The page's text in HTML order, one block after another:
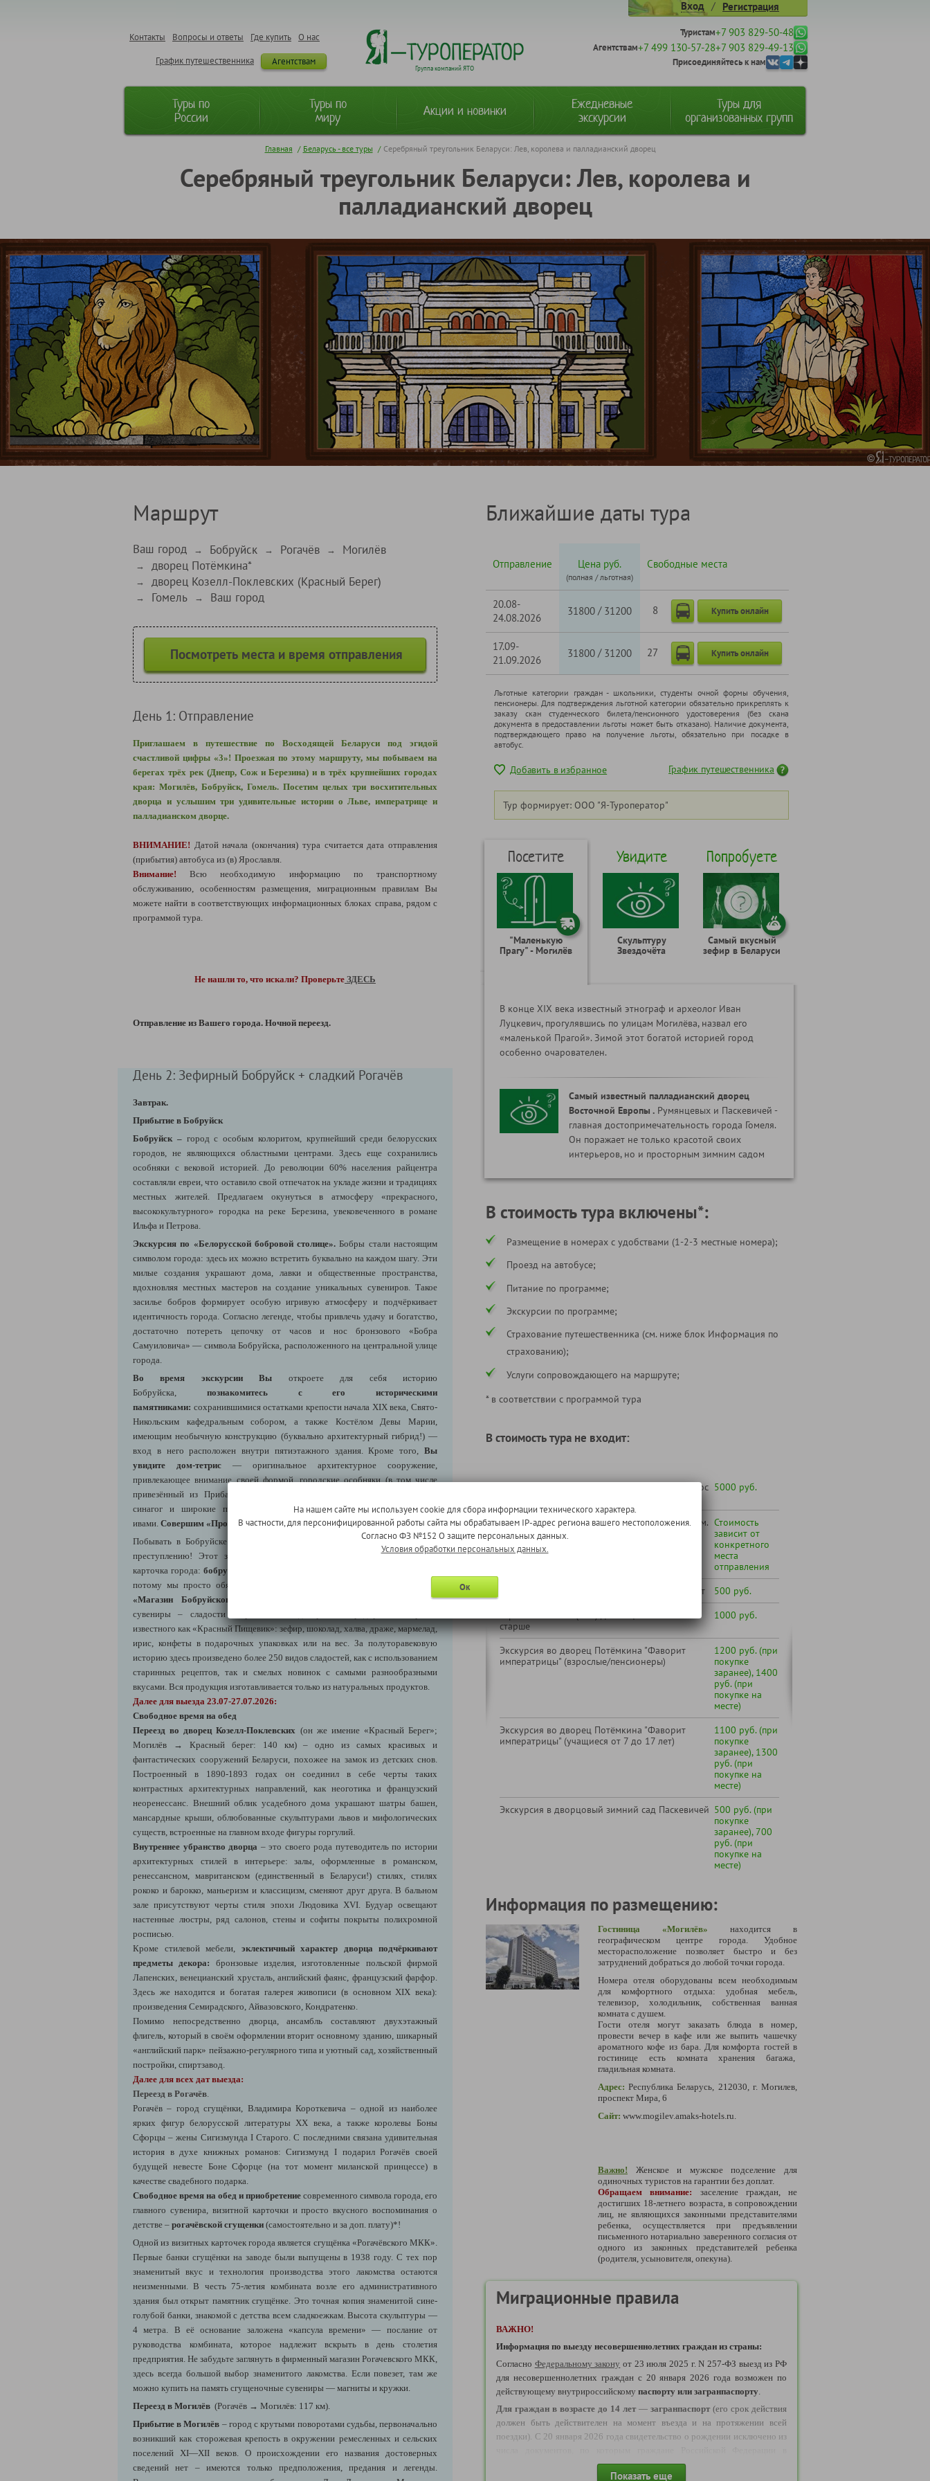
Вход / Регистрация
О нас
Где купить
Вопросы и ответы
Контакты
Агентствам
График путешественника
Группа компаний ЯТО
Туристам+7 903 829-50-48
Агентствам+7 499 130-57-28+7 903 829-49-13
Присоединяйтесь к нам
Туры по
России
Туры по
миру
Акции и новинки
Ежедневные
экскурсии
Туры для
организованных групп
Главная / Беларусь - все туры / Серебряный треугольник Беларуси: Лев, королева и палладианский дворец
Серебряный треугольник Беларуси: Лев, королева и
палладианский дворец
Маршрут
Ваш город → Бобруйск → Рогачёв → Могилёв
→ дворец Потёмкина*
→ дворец Козелл-Поклевских (Красный Берег)
→ Гомель → Ваш город
Посмотреть места и время отправления
День 1: Отправление
Приглашаем в путешествие по Восходящей Беларуси под эгидой
счастливой цифры «3»! Проезжая по этому маршруту, мы побываем на
берегах трёх рек (Днепр, Сож и Березина) и в трёх крупнейших городах
края: Могилёв, Бобруйск, Гомель. Посетим целых три восхитительных
дворца и услышим три удивительные истории о Льве, императрице и
палладианском дворце.
ВНИМАНИЕ! Датой начала (окончания) тура считается дата отправления
(прибытия) автобуса из (в) Ярославля.
Внимание!
Всю необходимую информацию по транспортному
обслуживанию, особенностям размещения, миграционным правилам Вы
можете найти в соответствующих информационных блоках справа, рядом с
программой тура.
Не нашли то, что искали? Проверьте ЗДЕСЬ
Отправление из Вашего города. Ночной переезд.
День 2: Зефирный Бобруйск + сладкий Рогачёв
Завтрак.
Прибытие в Бобруйск
Бобруйск – город с особым колоритом, крупнейший среди белорусских
городов, не являющихся областными центрами. Здесь еще сохранились
особняки с вековой историей. До революции 60% населения райцентра
составляли евреи, что оставило свой отпечаток на укладе жизни и традициях
местных жителей. Предлагаем окунуться в атмосферу «прекрасного,
высококультурного» городка на реке Березина, увековеченного в романе
Ильфа и Петрова.
Экскурсия по «Белорусской бобровой столице». Бобры стали настоящим
символом города: здесь их можно встретить буквально на каждом шагу. Эти
милые создания украшают дома, лавки и общественные пространства,
вдохновляя местных мастеров на создание уникальных сувениров. Такое
засилье бобров формирует особую игривую атмосферу и подчёркивает
идентичность города. Согласно легенде, чтобы привлечь удачу и богатство,
достаточно потереть цепочку от часов и нос бронзового «Бобра
Самуиловича» — символа Бобруйска, расположенного на центральной улице
города.
Во время экскурсии Вы откроете для себя историю
Бобруйска, познакомитесь с его историческими
памятниками: сохранившимися остатками крепости начала XIX века, Свято-
Никольским кафедральным собором, а также Костёлом Девы Марии,
имеющим необычную конструкцию (буквально архитектурный гибрид!) —
вход в него расположен внутри пятиэтажного здания. Кроме того, Вы
увидите дом-тетрис — оригинальное архитектурное сооружение,
привлекающее внимание своей формой, городские особняки (в том числе
привезённый из Прибалтики дом купчихи Кацнельсон), здания бывших
синагог и широкие проспекты, окаймлённые каштанами и плакучими
ивами. Совершим «Променад по Социалке»!
Побывать в Бобруйске и не попробовать местный зефир – почти равно
преступлению! Этот знакомый с детства десерт – ещё одна визитная
карточка города: бобруйский зефир
потому мы просто обязаны (для своего же блага)
«Магазин Бобруйского зефира»
, где можно приобрести съедобные
сувениры – сладости старейшего кондитерского предприятия страны,
известного как «Красный Пищевик»: зефир, шоколад, халва, драже, мармелад,
ирис, конфеты в подарочных упаковках или на вес. За полуторавековую
историю здесь произведено более 250 видов сладостей, как с использованием
старинных рецептов, так и смелых новинок с самыми разнообразными
вкусами. Вся продукция изготавливается только из натуральных продуктов.
Далее для выезда 23.07-27.07.2026:
Свободное время на обед
Переезд во дворец Козелл-Поклевских (он же имение «Красный Берег»;
Могилёв → Красный берег: 140 км) – одно из самых красивых и
фантастических сооружений Беларуси, похожее на замок из детских снов.
Построенный в 1890-1893 годах он соединил в себе черты таких
контрастных архитектурных направлений, как неоготика и французский
неоренессанс. Внешний облик усадебного дома украшают шатры башен,
мансардные крыши, облюбованные скульптурами львов и мифологических
существ, встроенные на главном входе фигуры горгулий.
Внутреннее убранство дворца – это своего рода путеводитель по истории
архитектурных стилей в интерьере: залы, оформленные в романском,
ренессансном, мавританском (единственный в Беларуси!) стилях, стилях
рококо и барокко, маньеризм и классицизм, сменяют друг друга. В бальном
зале присутствуют черты стиля эпохи Людовика XVI. Будуар освещают
настенные люстры, ряд салонов, стены и софиты покрыты полихромной
росписью.
Кроме стилевой мебели, эклектичный характер дворца подчёркивают
предметы декора: бронзовые изделия, изготовленные польской фирмой
Лапенских, венецианский хрусталь, английский фаянс, французский фарфор.
Здесь же находится и богатая галерея живописи (в основном XIX века):
произведения Семирадского, Айвазовского, Кондратенко.
Помимо непосредственно дворца, ансамбль составляют двухэтажный
флигель, который в своём оформлении вторит основному зданию, шикарный
«английский парк» пейзажно-регулярного типа и уютный сад, хозяйственный
постройки, спиртзавод.
Далее для всех дат выезда:
Переезд в Рогачёв
Рогачёв – город сгущёнки, Владимира Короткевича – одной из наиболее
ярких фигур белорусской литературы XX века, а также королевы Боны
Сфорцы – жены Сигизмунда I Старого. С последними связана удивительная
история в духе книжных романов: Сигизмунд I подарил Рогачёв своей
будущей невесте Боне Сфорце (на тот момент миланской принцессе) в
качестве свадебного подарка.
Свободное время на обед и приобретение современного символа города, его
главного сувенира, визитной карточки и просто вкусного воспоминания о
детстве – рогачёвской сгущенки (самостоятельно и за доп. плату)*!
Одной из визитных карточек города является сгущёнка «Рогачёвского МКК».
Первые банки сгущёнки на заводе были выпущены в 1938 году. С тех пор
знаменитый вкус и технология производства этого лакомства остаются
неизменными. В честь 75-летия комбината возле его административного
здания был открыт памятник сгущёнке. Это точная копия знаменитой сине-
голубой банки, знакомой с детства всем сладкоежкам. Высота скульптуры —
4 метра. В её основание заложена «капсула времени» — послание от
руководства комбината, которое надлежит вскрыть в день столетия
предприятия. Не забудьте заглянуть в фирменный магазин Рогачевского МКК,
здесь всегда большой выбор знаменитого лакомства. Если повезет, там же
можно купить на память сгущеночные сувениры — магниты и кружки.
Переезд в Могилёв (Рогачёв → Могилёв: 117 км).
Прибытие в Могилёв – город с крутыми поворотами судьбы, первоначально
возникший как сторожевая крепость в окружении ремесленных и сельских
поселений XI—XII веков. О происхождении его названия достоверных
сведений нет – имеются только предположения, предания и легенды.
Ближайшие даты тура
Отправление Цена руб.
(полная / льготная)
Свободные места
20.08-
24.08.2026
31800 / 31200 8 Купить онлайн
17.09-
21.09.2026
31800 / 31200 27 Купить онлайн
Льготные категории граждан - школьники, cтуденты очной формы обучения,
пенсионеры. Для подтверждения льготной категории обязательно прикреплять к
заказу скан студенческого билета/пенсионного удостоверения (без скана
документа в предоставлении льготы может быть отказано). Наличие документа,
подтверждающего право на получение льготы, обязательно при посадке в
автобус.
Добавить в избранное График путешественника
Тур формирует: ООО "Я-Туроператор"
Посетите
"Маленькую
Прагу" - Могилёв
Увидите
Скульптуру
Звездочёта
Попробуете
Самый вкусный
зефир в Беларуси
В конце XIX века известный этнограф и археолог Иван
Луцкевич, прогулявшись по улицам Могилёва, назвал его
«маленькой Прагой». Зимой этот богатой историей город
особенно очарователен.
Самый известный палладианский дворец
Восточной Европы . Румянцевых и Паскевичей -
главная достопримечательность города Гомеля.
Он поражает не только красотой своих
интерьеров, но и просторным зимним садом
В стоимость тура включены*:
Размещение в номерах с удобствами (1-2-3 местные номера);
Проезд на автобусе;
Питание по программе;
Экскурсии по программе;
Страхование путешественника (см. ниже блок Информация по
страхованию);
Услуги сопровождающего на маршруте;
* в соответствии с программой тура
В стоимость тура не входит:
1-местное размещение (по желанию под запрос 5000 руб.
Надбавка за отправление из Вашего города (см.
ниже пункт " Информация по транспортному
обслуживанию")
Стоимость
зависит от
конкретного
места
отправления
Страховой полис (ВЗР) для лиц от 65 до 79 лет
500 руб.
старше
1000 руб.
Экскурсия во дворец Потёмкина "Фаворит
императрицы" (взрослые/пенсионеры)
1200 руб. (при
покупке
заранее), 1400
руб. (при
покупке на
месте)
Экскурсия во дворец Потёмкина "Фаворит
императрицы" (учащиеся от 7 до 17 лет)
1100 руб. (при
покупке
заранее), 1300
руб. (при
покупке на
месте)
Экскурсия в дворцовый зимний сад Паскевичей 500 руб. (при
покупке
заранее), 700
руб. (при
покупке на
месте)
Информация по размещению:
Гостиница «Могилёв» находится в
географическом центре города. Удобное
месторасположение позволяет быстро и без
затруднений добраться до любой точки города.
Номера отеля оборудованы всем необходимым
для комфортного отдыха: удобная мебель,
телевизор, холодильник, собственная ванная
комната с душем.
Гости отеля могут заказать блюда в номер,
провести вечер в кафе или же выпить чашечку
ароматного кофе из бара. Для комфорта гостей в
гостинице есть комната хранения багажа,
гладильная комната.
Адрес: Республика Беларусь, 212030, г. Могилев,
проспект Мира, 6
Сайт: www.mogilev.amaks-hotels.ru.
Важно!
Женское и мужское подселение для
одиночных туристов на гарантии без доплат.
Обращаем внимание: заселение граждан, не
достигших 18-летнего возраста, в сопровождении
лиц, не являющихся законными представителями
ребенка, осуществляется при предъявлении
письменного нотариально заверенного согласия от
одного из законных представителей ребенка
(родителя, усыновителя, опекуна).
Миграционные правила
ВАЖНО!
Информация по выезду несовершеннолетних граждан из страны:
Согласно Федеральному закону от 23 июля 2025 г. N 257-ФЗ выезд из РФ
для несовершеннолетних граждан с 20 января 2026 года возможен по
действующему внутрироссийскому паспорту или загранпаспорту
Для граждан в возрасте до 14 лет — загранпаспорт (его срок действия
должен быть действителен на момент въезда и на протяжении всей
поездки). С 20 января 2026 года свидетельство о рождении исключено из
возрасте до 14 лет могут осуществлять выезд в Беларусь
Показать еще
На нашем сайте мы используем cookie для сбора информации технического характера.
В частности, для персонифицированной работы сайта мы обрабатываем IP-адрес региона вашего местоположения.
Согласно ФЗ №152 О защите персональных данных.
Условия обработки персональных данных.
Ок